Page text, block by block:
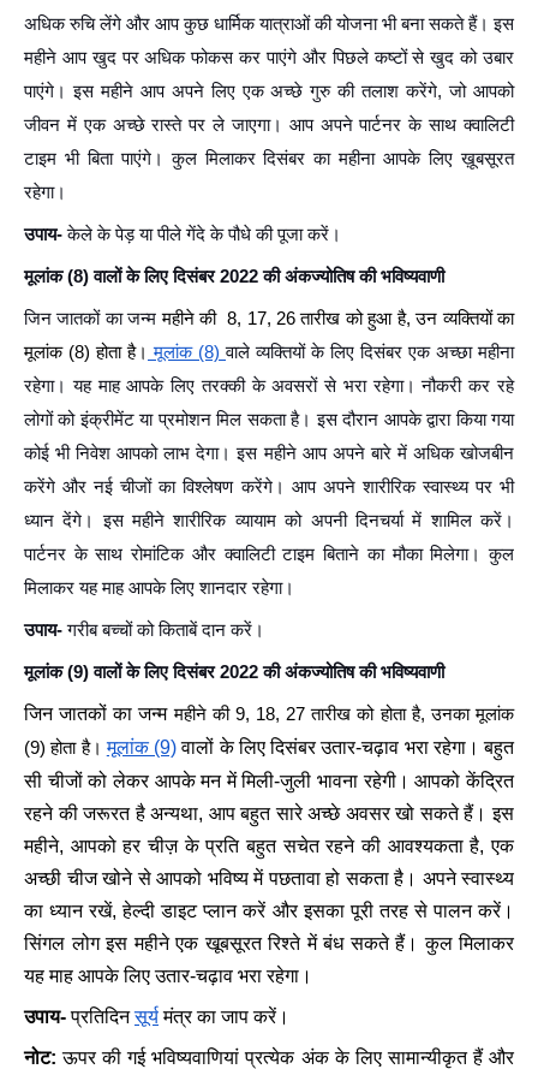
अधिक रुचि लेंगे और आप कुछ धार्मिक यात्राओं की योजना भी बना सकते हैं। इस
महीने आप खुद पर अधिक फोकस कर पाएंगे और पिछले कष्टों से खुद को उबार
पाएंगे। इस महीने आप अपने लिए एक अच्छे गुरु की तलाश करेंगे, जो आपको
जीवन में एक अच्छे रास्ते पर ले जाएगा। आप अपने पार्टनर के साथ क्वालिटी
टाइम भी बिता पाएंगे। कुल मिलाकर दिसंबर का महीना आपके लिए ख़ूबसूरत
रहेगा।
उपाय-केले के पेड़ या पीले गेंदे के पौधे की पूजा करें।
मूलांक (8) वालों के लिए दिसंबर 2022 की अंकज्योतिष की भविष्यवाणी
जिन जातकों का जन्ममहीने की 8, 17, 26 तारीख को हुआ है, उन व्यक्तियों का
मूलांक (8) होता है। मूलांक (8)वाले व्यक्तियों के लिए दिसंबर एक अच्छा महीना
रहेगा। यह माह आपके लिए तरक्की के अवसरों से भरा रहेगा। नौकरी कर रहे
लोगों को इंक्रीमेंट या प्रमोशन मिल सकता है। इस दौरान आपके द्वारा किया गया
कोई भी निवेश आपको लाभ देगा। इस महीने आप अपने बारे में अधिक खोजबीन
करेंगे और नई चीजों का विश्लेषण करेंगे। आप अपने शारीरिक स्वास्थ्य पर भी
ध्यान देंगे। इस महीने शारीरिक व्यायाम को अपनी दिनचर्या में शामिल करें।
पार्टनर के साथ रोमांटिक और क्वालिटी टाइम बिताने का मौका मिलेगा। कुल
मिलाकर यह माह आपके लिए शानदार रहेगा।
उपाय-गरीब बच्चों को किताबें दान करें।
मूलांक (9) वालों के लिए दिसंबर 2022 की अंकज्योतिष की भविष्यवाणी
जिन जातकों का जन्ममहीने की 9, 18, 27 तारीख को होता है, उनका मूलांक
(9) होता है।मूलांक (9)वालों के लिए दिसंबर उतार-चढ़ाव भरा रहेगा। बहुत
सी चीजों को लेकर आपके मन में मिली-जुली भावना रहेगी। आपको केंद्रित
रहने की जरूरत है अन्यथा, आप बहुत सारे अच्छे अवसर खो सकते हैं। इस
महीने, आपको हर चीज़ के प्रति बहुत सचेत रहने की आवश्यकता है, एक
अच्छी चीज खोने से आपको भविष्य में पछतावा हो सकता है। अपने स्वास्थ्य
का ध्यान रखें, हेल्दी डाइट प्लान करें और इसका पूरी तरह से पालन करें।
सिंगल लोग इस महीने एक खूबसूरत रिश्ते में बंध सकते हैं। कुल मिलाकर
यह माह आपके लिए उतार-चढ़ाव भरा रहेगा।
उपाय-प्रतिदिनसूर्यमंत्र का जाप करें।
नोट:ऊपर की गई भविष्यवाणियां प्रत्येक अंक के लिए सामान्यीकृत हैं और